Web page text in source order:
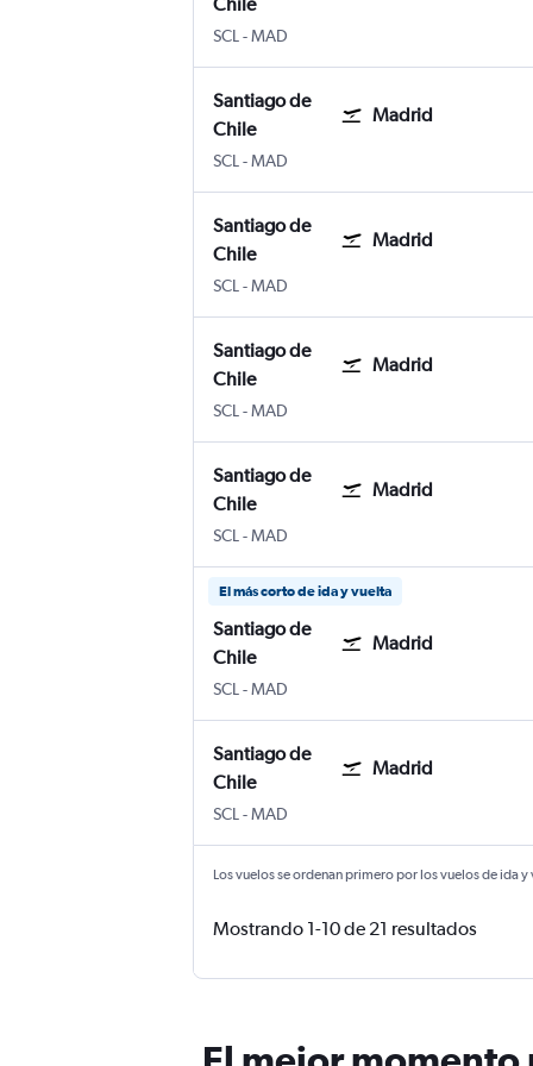
SCL Santiago de Chile Internacional Arturo
-MAD
Santiago de
Chile
Madrid
SCL Santiago de Chile Internacional Arturo
-MAD
Santiago de
Chile
Madrid
SCL Santiago de Chile Internacional Arturo
-MAD
Santiago de
Chile
Madrid
SCL Santiago de Chile Internacional Arturo
-MAD
Santiago de
Chile
Madrid
SCL Santiago de Chile Internacional Arturo
-MAD
El más corto de ida y vuelta
Santiago de
Chile
Madrid
SCL Santiago de Chile Internacional Arturo
-MAD
Santiago de
Chile
Madrid
SCL Santiago de Chile Internacional Arturo
-MAD
Los vuelos se ordenan primero por los vuelos de ida
Mostrando 1-10 de 21 resultados